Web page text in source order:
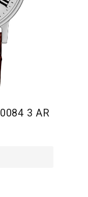
3 AR